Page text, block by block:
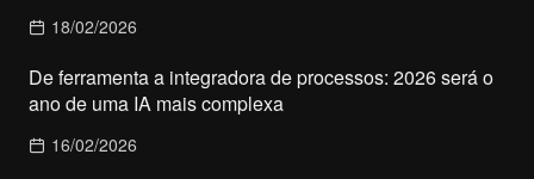
18/02/2026
De ferramenta a integradora de processos: 2026 será o
ano de uma IA mais complexa
16/02/2026